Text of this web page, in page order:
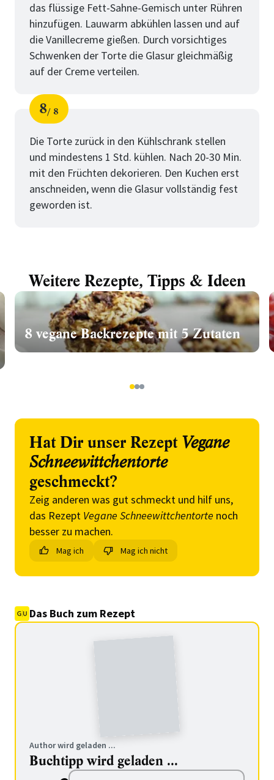
das flüssige Fett-Sahne-Gemisch unter Rühren
hinzufügen. Lauwarm abkühlen lassen und auf
die Vanillecreme gießen. Durch vorsichtiges
Schwenken der Torte die Glasur gleichmäßig
auf der Creme verteilen.
Schritt
8
von
8
Die Torte zurück in den Kühlschrank stellen
und mindestens 1 Std. kühlen. Nach 20-30 Min.
mit den Früchten dekorieren. Den Kuchen erst
anschneiden, wenn die Glasur vollständig fest
geworden ist.
Weitere Rezepte, Tipps & Ideen
8 vegane Backrezepte mit 5 Zutaten
123
Hat Dir unser Rezept Vegane
Schneewittchentorte
geschmeckt?
Zeig anderen was gut schmeckt und hilf uns,
das Rezept Vegane Schneewittchentorte noch
besser zu machen.
Mag ich Mag ich nicht
Das Buch zum Rezept
Author wird geladen ...
Buchtipp wird geladen ...